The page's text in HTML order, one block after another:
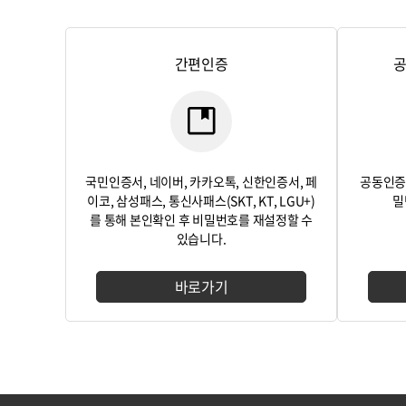
간편인증
국민인증서, 네이버, 카카오톡, 신한인증서, 페
이코, 삼성패스, 통신사패스(SKT, KT, LGU+)
를 통해 본인확인 후 비밀번호를 재설정할 수
있습니다.
바로가기
공동인